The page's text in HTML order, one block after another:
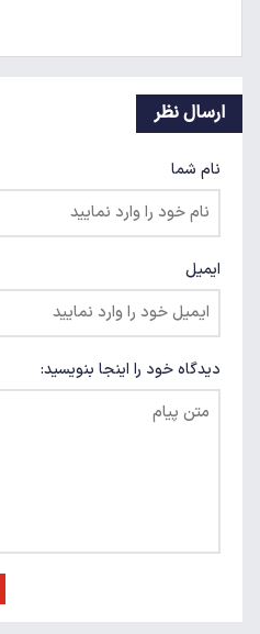
ارسال نظر
نام شما
ایمیل
دیدگاه خود را اینجا بنویسید: